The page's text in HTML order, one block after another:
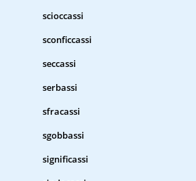
scioccassi
sconficcassi
seccassi
serbassi
sfracassi
sgobbassi
significassi